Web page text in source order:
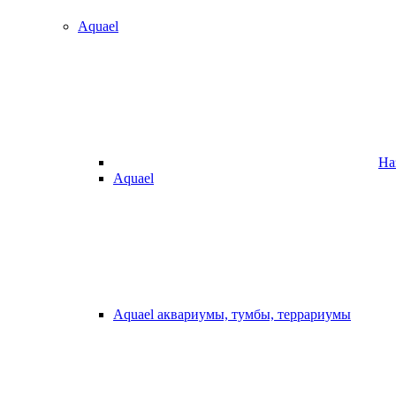
Aquael
Aquael
Aquael аквариумы, тумбы, террариумы